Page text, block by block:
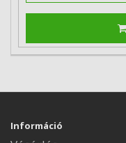
Információ